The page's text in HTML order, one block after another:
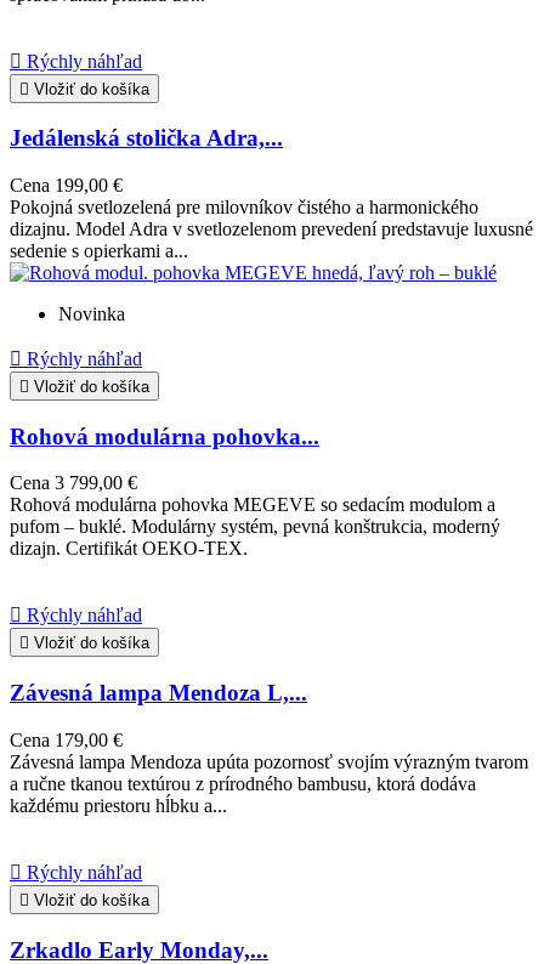
 Rýchly náhľad
 Vložiť do košíka
Jedálenská stolička Adra,...
Cena 199,00 €
Pokojná svetlozelená pre milovníkov čistého a harmonického
dizajnu. Model Adra v svetlozelenom prevedení predstavuje luxusné
sedenie s opierkami a...
Novinka
 Rýchly náhľad
 Vložiť do košíka
Rohová modulárna pohovka...
Cena 3 799,00 €
Rohová modulárna pohovka MEGEVE so sedacím modulom a
pufom – buklé. Modulárny systém, pevná konštrukcia, moderný
dizajn. Certifikát OEKO-TEX.
 Rýchly náhľad
 Vložiť do košíka
Závesná lampa Mendoza L,...
Cena 179,00 €
Závesná lampa Mendoza upúta pozornosť svojím výrazným tvarom
a ručne tkanou textúrou z prírodného bambusu, ktorá dodáva
každému priestoru hĺbku a...
 Rýchly náhľad
 Vložiť do košíka
Zrkadlo Early Monday,...